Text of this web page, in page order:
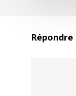
Répondre